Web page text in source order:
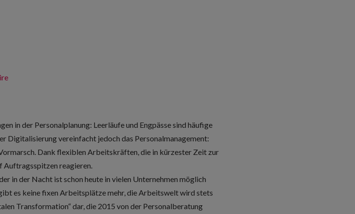
in der Personalplanung: Leerläufe und Engpässe sind häufige
Digitalisierung vereinfacht jedoch das Personalmanagement:
Dank flexiblen Arbeitskräften, die in kürzester Zeit zur
Auftragsspitzen reagieren.
in der Nacht ist schon heute in vielen Unternehmen möglich
es keine fixen Arbeitsplätze mehr, die Arbeitswelt wird stets
Transformation“dar, die 2015 von der Personalberatung